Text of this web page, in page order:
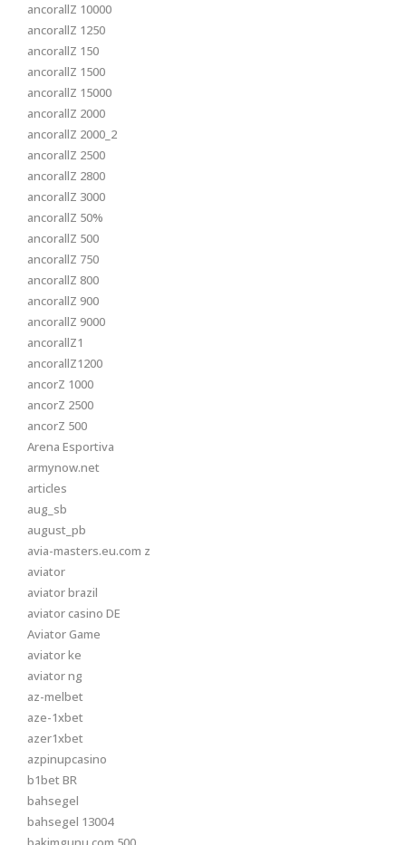
ancorallZ 10000
ancorallZ 1250
ancorallZ 150
ancorallZ 1500
ancorallZ 15000
ancorallZ 2000
ancorallZ 2000_2
ancorallZ 2500
ancorallZ 2800
ancorallZ 3000
ancorallZ 50%
ancorallZ 500
ancorallZ 750
ancorallZ 800
ancorallZ 900
ancorallZ 9000
ancorallZ1
ancorallZ1200
ancorZ 1000
ancorZ 2500
ancorZ 500
Arena Esportiva
armynow.net
articles
aug_sb
august_pb
avia-masters.eu.com z
aviator
aviator brazil
aviator casino DE
Aviator Game
aviator ke
aviator ng
az-melbet
aze-1xbet
azer1xbet
azpinupcasino
b1bet BR
bahsegel
bahsegel 13004